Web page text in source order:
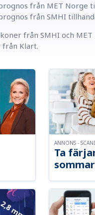
från MET Norge
från SMHI
från SMHI och
från Klart.
Ta
sommar
ANNONS -